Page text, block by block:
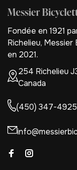
Messier
Fondée en 1921
Richelieu,
en 2021.
254 Richelieu
Canada
(450) 347-4925